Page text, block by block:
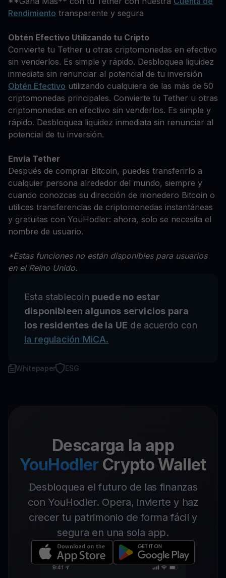
Rendimiento transparente y segura
Obtén Efectivo Utilizando tu Cripto
Convierte tu Tether u otras criptomonedas en efectivo
sin venderlos. Es simple y rápido. Desbloquea liquidez
inmediata sin renunciar al potencial de tu inversión
Obtén Efectivo utilizando cualquiera de las más de 50
criptomonedas principales. Convierte tu Tether u otras
criptomonedas en efectivo sin venderlos. Es simple y
rápido. Desbloquea liquidez inmediata sin renunciar al
potencial de tu inversión.
Envía Tether
Después de comprar Bitcoin, puedes transferirlo a
cualquier persona alrededor del mundo, siempre y
cuando conozcas su dirección de monedero Bitcoin o
utilices transferencias de criptomonedas instantáneas
y gratuitas con YouHodler: ahora, solo se necesita el
nombre de usuario.
*Estas funciones no están disponibles para usuarios
en el Reino Unido.
Esta stablecoin puede no estar
disponibleen algunos servicios para
los residentes de la UE de acuerdo con
la regulación MiCA.
Whitepaper ESG
Descarga la app
YouHodler Crypto Wallet
Desbloquea el futuro de las finanzas
con YouHodler. Opera, invierte y haz
crecer tu patrimonio de forma fácil y
segura en una sola app.